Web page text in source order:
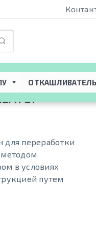
ОТКАШЛИВАТЕЛЬ
для переработки
в условиях
путем